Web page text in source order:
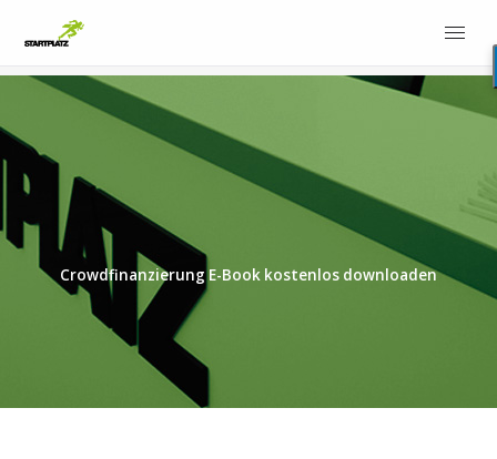
Crowdfinanzierung E-Book kostenlos downloaden